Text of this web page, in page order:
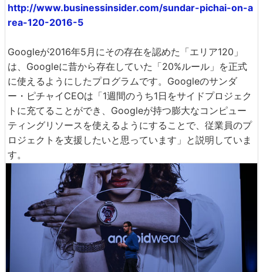
http://www.businessinsider.com/sundar-pichai-on-a
rea-120-2016-5
Googleが2016年5月にその存在を認めた「エリア120」
は、Googleに昔から存在していた「20%ルール」を正式
に使えるようにしたプログラムです。Googleのサンダ
ー・ピチャイCEOは「1週間のうち1日をサイドプロジェク
トに充てることができ、Googleが持つ膨大なコンピュー
ティングリソースを使えるようにすることで、従業員のプ
ロジェクトを支援したいと思っています」と説明していま
す。